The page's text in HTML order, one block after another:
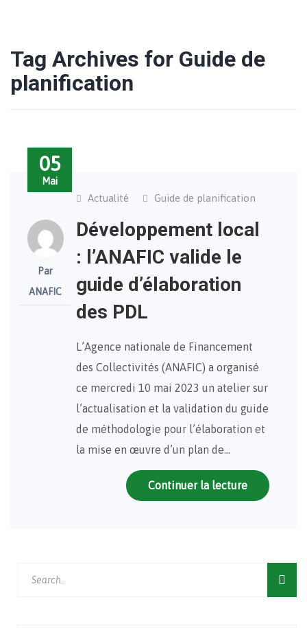
Tag Archives for Guide de
planification
05
Mai
Par
ANAFIC
Actualité Guide de planification
Développement local
: l’ANAFIC valide le
guide d’élaboration
des PDL
L’Agence nationale de Financement
des Collectivités (ANAFIC) a organisé
ce mercredi 10 mai 2023 un atelier sur
l’actualisation et la validation du guide
de méthodologie pour l’élaboration et
la mise en œuvre d’un plan de…
Continuer la lecture